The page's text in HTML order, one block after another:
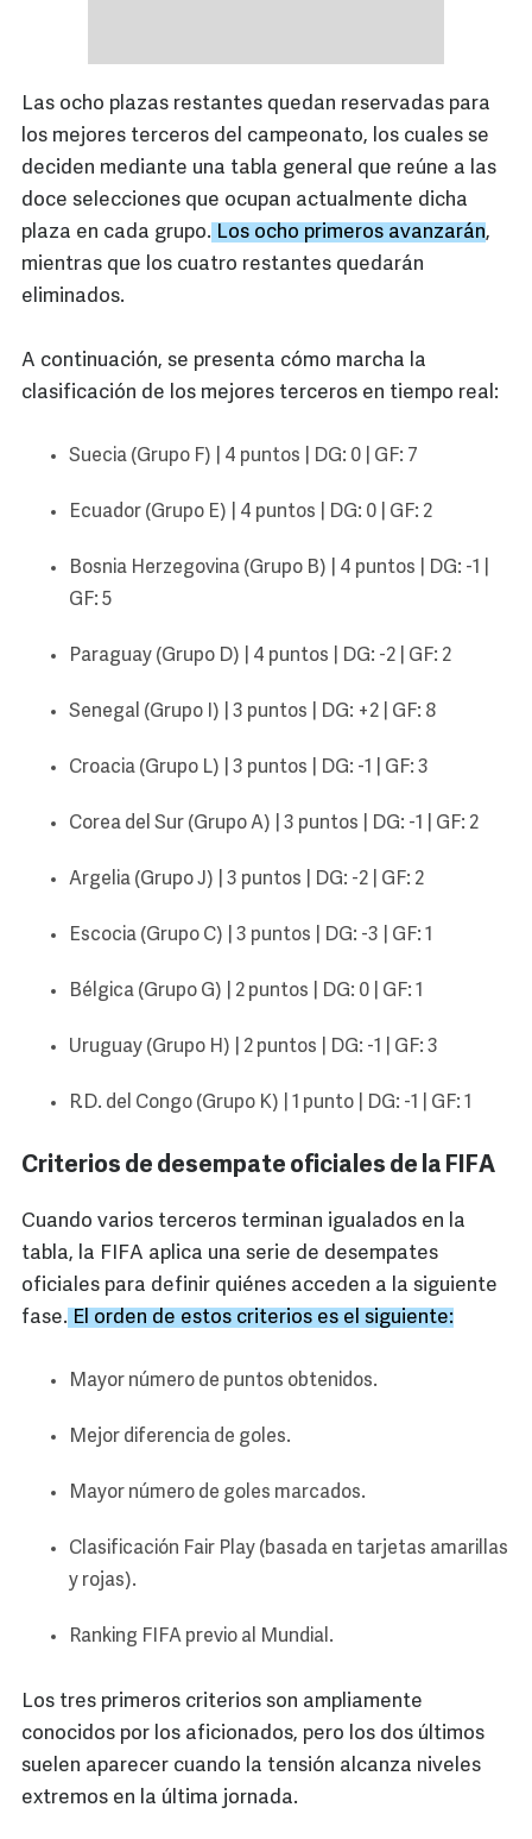
Las ocho plazas restantes quedan reservadas para
los mejores terceros del campeonato, los cuales se
deciden mediante una tabla general que reúne a las
doce selecciones que ocupan actualmente dicha
plaza en cada grupo. Los ocho primeros avanzarán,
mientras que los cuatro restantes quedarán
eliminados.
A continuación, se presenta cómo marcha la
clasificación de los mejores terceros en tiempo real:
Suecia (Grupo F) | 4 puntos | DG: 0 | GF: 7
Ecuador (Grupo E) | 4 puntos | DG: 0 | GF: 2
Bosnia Herzegovina (Grupo B) | 4 puntos | DG: -1 |
GF: 5
Paraguay (Grupo D) | 4 puntos | DG: -2 | GF: 2
Senegal (Grupo I) | 3 puntos | DG: +2 | GF: 8
Croacia (Grupo L) | 3 puntos | DG: -1 | GF: 3
Corea del Sur (Grupo A) | 3 puntos | DG: -1 | GF: 2
Argelia (Grupo J) | 3 puntos | DG: -2 | GF: 2
Escocia (Grupo C) | 3 puntos | DG: -3 | GF: 1
Bélgica (Grupo G) | 2 puntos | DG: 0 | GF: 1
Uruguay (Grupo H) | 2 puntos | DG: -1 | GF: 3
R.D. del Congo (Grupo K) | 1 punto | DG: -1 | GF: 1
Criterios de desempate oficiales de la FIFA
Cuando varios terceros terminan igualados en la
tabla, la FIFA aplica una serie de desempates
oficiales para definir quiénes acceden a la siguiente
fase. El orden de estos criterios es el siguiente:
Mayor número de puntos obtenidos.
Mejor diferencia de goles.
Mayor número de goles marcados.
Clasificación Fair Play (basada en tarjetas amarillas
y rojas).
Ranking FIFA previo al Mundial.
Los tres primeros criterios son ampliamente
conocidos por los aficionados, pero los dos últimos
suelen aparecer cuando la tensión alcanza niveles
extremos en la última jornada.